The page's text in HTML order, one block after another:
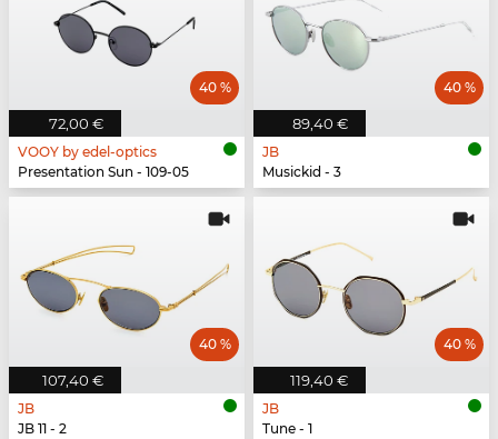
72,00 €
40 %
VOOY by edel-optics
Presentation Sun - 109-05
89,40 €
40 %
JB
Musickid - 3
107,40 €
40 %
JB
JB 11 - 2
119,40 €
40 %
JB
Tune - 1